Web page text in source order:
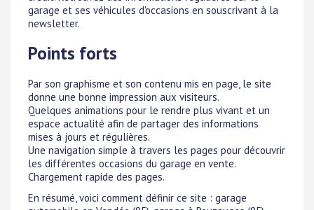
garage et ses véhicules d'occasions en souscrivant à la
newsletter.
Points forts
Par son graphisme et son contenu mis en page, le site
donne une bonne impression aux visiteurs.
Quelques animations pour le rendre plus vivant et un
espace actualité afin de partager des informations
mises à jours et régulières.
Une navigation simple à travers les pages pour découvrir
les différentes occasions du garage en vente.
Chargement rapide des pages.
En résumé, voici comment définir ce site : garage